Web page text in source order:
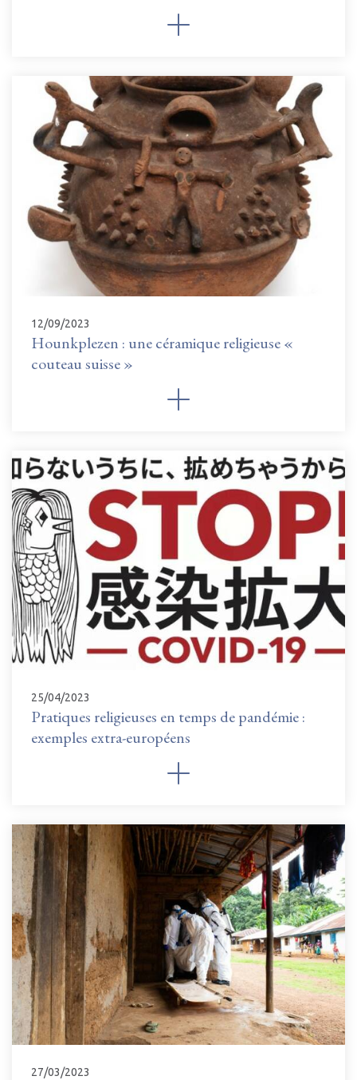
12/09/2023
Hounkplezen : une céramique religieuse «
couteau suisse »
25/04/2023
Pratiques religieuses en temps de pandémie :
exemples extra-européens
27/03/2023